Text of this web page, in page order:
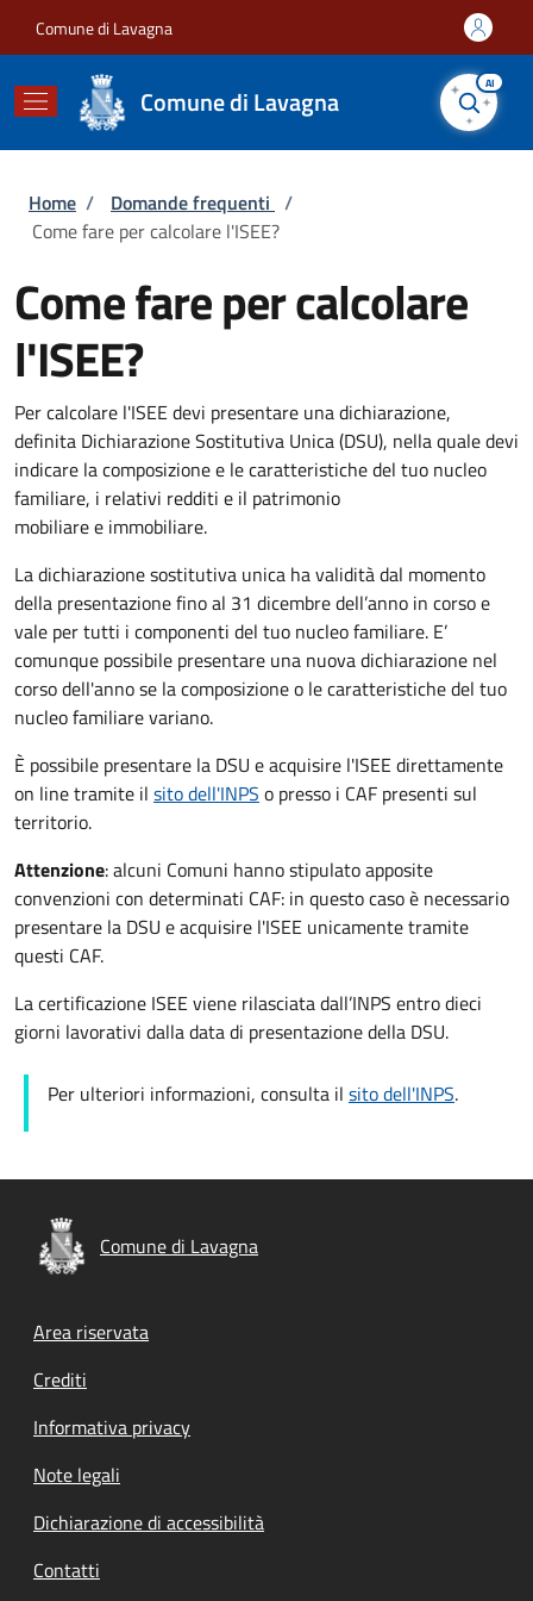
Comune di Lavagna
Comune di Lavagna
AI
Briciole di pane
Home / Domande frequenti /
Come fare per calcolare l'ISEE?
Come fare per calcolare
l'ISEE?
Per calcolare l'ISEE devi presentare una dichiarazione,
definita Dichiarazione Sostitutiva Unica (DSU), nella quale devi
indicare la composizione e le caratteristiche del tuo nucleo
familiare, i relativi redditi e il patrimonio
mobiliare e immobiliare.
La dichiarazione sostitutiva unica ha validità dal momento
della presentazione fino al 31 dicembre dell’anno in corso e
vale per tutti i componenti del tuo nucleo familiare. E’
comunque possibile presentare una nuova dichiarazione nel
corso dell'anno se la composizione o le caratteristiche del tuo
nucleo familiare variano.
È possibile presentare la DSU e acquisire l'ISEE direttamente
on line tramite il sito dell'INPS o presso i CAF presenti sul
territorio.
Attenzione: alcuni Comuni hanno stipulato apposite
convenzioni con determinati CAF: in questo caso è necessario
presentare la DSU e acquisire l'ISEE unicamente tramite
questi CAF.
La certificazione ISEE viene rilasciata dall’INPS entro dieci
giorni lavorativi dalla data di presentazione della DSU.
Per ulteriori informazioni, consulta il sito dell'INPS.
Comune di Lavagna
Footer menu
Area riservata
Crediti
Informativa privacy
Note legali
Dichiarazione di accessibilità
Contatti